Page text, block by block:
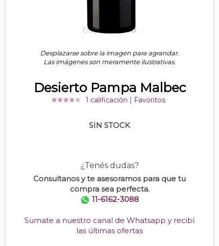
Desplazarse sobre la imagen para agrandar.
Las imágenes son meramente ilustrativas.
Desierto Pampa Malbec
1 calificación Favoritos
SIN STOCK
¿Tenés dudas?
Consultanos y te asesoramos para que tu
compra sea perfecta.
11-6162-3088
Sumate a nuestro canal de Whatsapp y recibí
las últimas ofertas